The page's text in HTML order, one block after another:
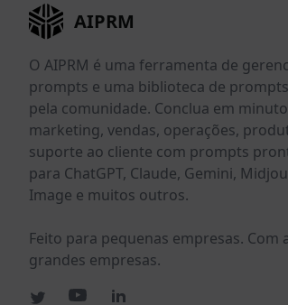
AIPRM
O AIPRM é uma ferramenta de
prompts e uma biblioteca de
pela comunidade. Conclua em
marketing, vendas, operações,
suporte ao cliente com prompts
para ChatGPT, Claude, Gemini,
Image e muitos outros.
Feito para pequenas empresas. Com
grandes empresas.